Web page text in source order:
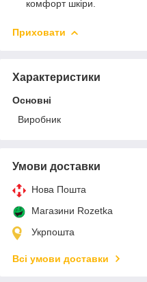
комфорт шкіри.
Приховати
Характеристики
Основні
Виробник
Умови доставки
Нова Пошта
Магазини Rozetka
Укрпошта
Всі умови доставки